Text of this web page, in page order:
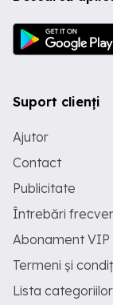
Suport clienți
Ajutor
Contact
Publicitate
Întrebări
Abonament VIP
Termeni și
Lista categoriilor